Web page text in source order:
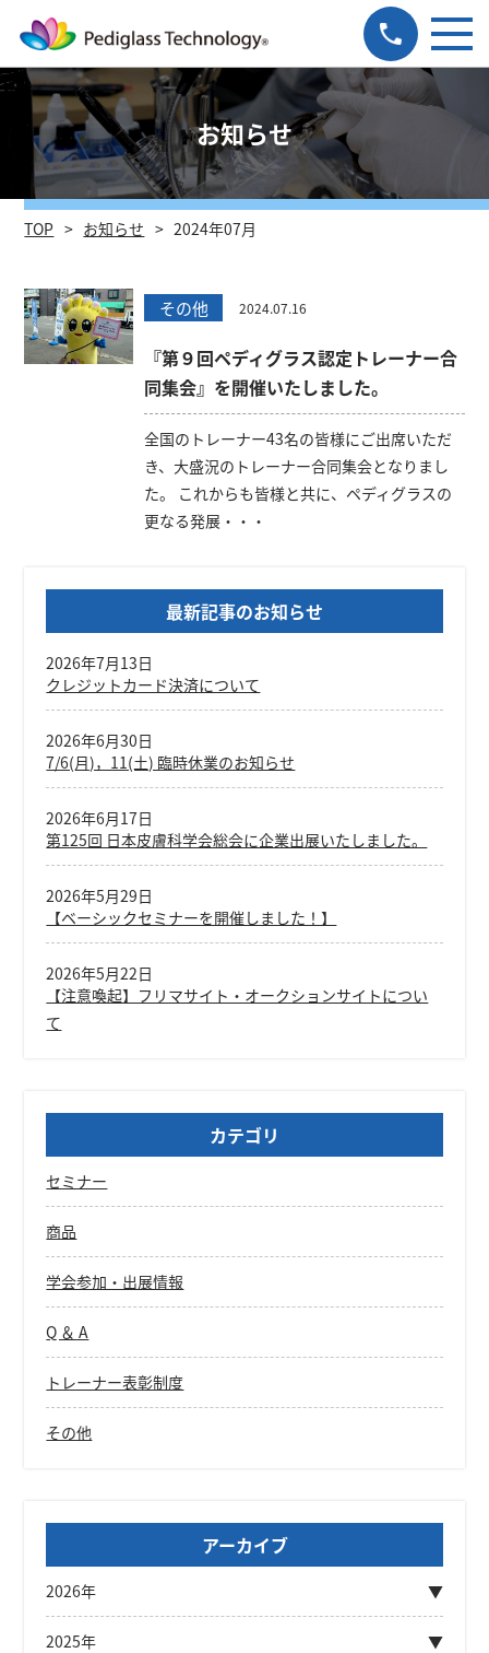
お知らせ
TOP お知らせ 2024年07月
その他 2024.07.16
『第９回ペディグラス認定トレーナー合
同集会』を開催いたしました。
全国のトレーナー43名の皆様にご出席いただ
き、大盛況のトレーナー合同集会となりまし
た。 これからも皆様と共に、ペディグラスの
更なる発展・・・
最新記事のお知らせ
クレジットカード決済について
2026年7月13日
7/6(月)，11(土) 臨時休業のお知らせ
2026年6月30日
第125回 日本皮膚科学会総会に企業出展いたしました。
2026年6月17日
【ベーシックセミナーを開催しました！】
2026年5月29日
【注意喚起】フリマサイト・オークションサイトについ
て
2026年5月22日
カテゴリ
セミナー
商品
学会参加・出展情報
Q ＆ A
トレーナー表彰制度
その他
アーカイブ
2026年
2025年